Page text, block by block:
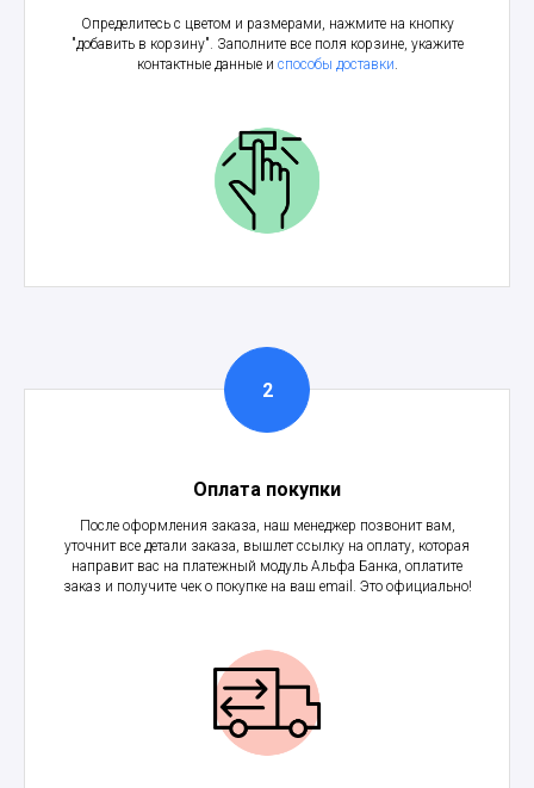
Определитесь с цветом и размерами, нажмите на кнопку
"добавить в корзину". Заполните все поля корзине, укажите
контактные данные и способы доставки.
Оплата покупки
После оформления заказа, наш менеджер позвонит вам,
уточнит все детали заказа, вышлет ссылку на оплату, которая
направит вас на платежный модуль Альфа Банка, оплатите
заказ и получите чек о покупке на ваш email. Это официально!